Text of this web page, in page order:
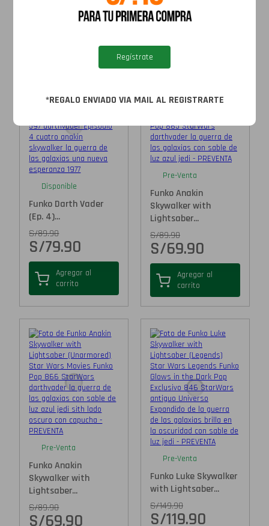
Regístrate
*REGALO ENVIADO VIA MAIL AL REGISTRARTE
Disponible
Funko Darth Vader
(Ep. 4)...
S/89.90
S/79.90
Agregar al
carrito
Pre-Venta
Funko Anakin
Skywalker with
Lightsaber...
S/89.90
S/69.90
Agregar al
carrito
Pre-Venta
Funko Anakin
Skywalker with
Lightsaber...
S/89.90
S/69.90
Pre-Venta
Funko Luke Skywalker
with Lightsaber...
S/149.90
S/119.90